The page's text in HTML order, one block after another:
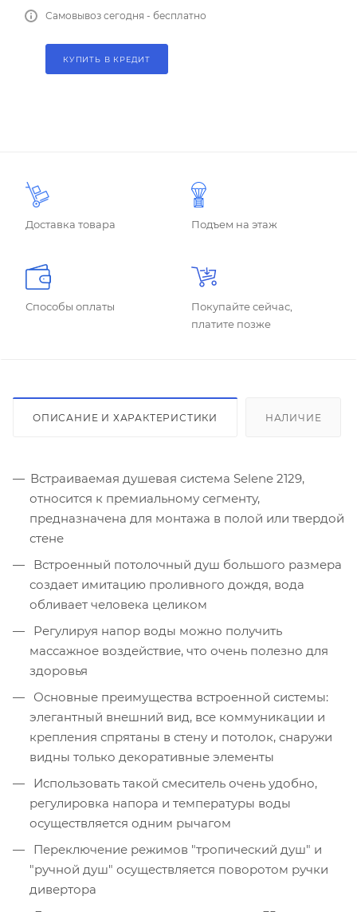
Самовывоз сегодня - бесплатно
КУПИТЬ В КРЕДИТ
Доставка товара Подъем на этаж
Способы оплаты
Покупайте сейчас,
платите позже
ОПИСАНИЕ И ХАРАКТЕРИСТИКИ НАЛИЧИЕ
Встраиваемая душевая система Selene 2129,
относится к премиальному сегменту,
предназначена для монтажа в полой или твердой
стене
Встроенный потолочный душ большого размера
создает имитацию проливного дождя, вода
обливает человека целиком
Регулируя напор воды можно получить
массажное воздействие, что очень полезно для
здоровья
Основные преимущества встроенной системы:
элегантный внешний вид, все коммуникации и
крепления спрятаны в стену и потолок, снаружи
видны только декоративные элементы
Использовать такой смеситель очень удобно,
регулировка напора и температуры воды
осуществляется одним рычагом
Переключение режимов "тропический душ" и
"ручной душ" осуществляется поворотом ручки
дивертора